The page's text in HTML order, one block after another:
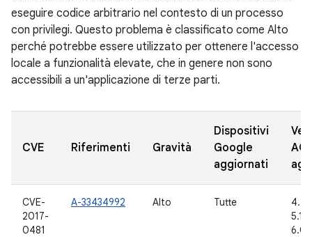
eseguire codice arbitrario nel contesto di un processo
con privilegi. Questo problema è classificato come Alto
perché potrebbe essere utilizzato per ottenere l'accesso
locale a funzionalità elevate, che in genere non sono
accessibili a un'applicazione di terze parti.
CVE Riferimenti Gravità
Dispositivi
Google
aggiornati
CVE-
2017-
0481
A-33434992 Alto Tutte